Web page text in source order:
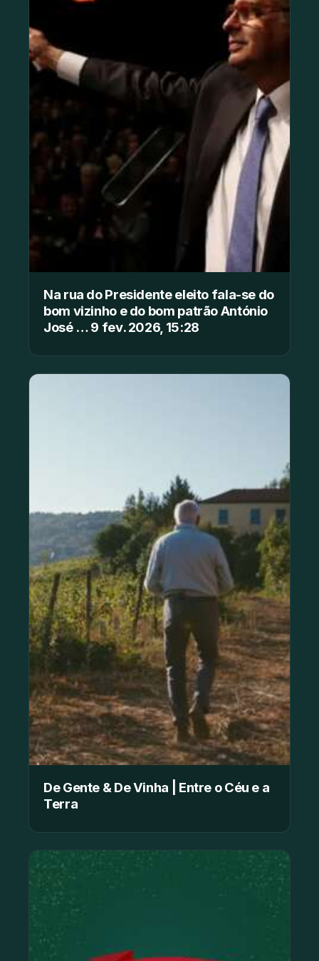
Na rua do Presidente eleito fala-se do
bom vizinho e do bom patrão António
José … 9 fev. 2026, 15:28
De Gente & De Vinha | Entre o Céu e a
Terra